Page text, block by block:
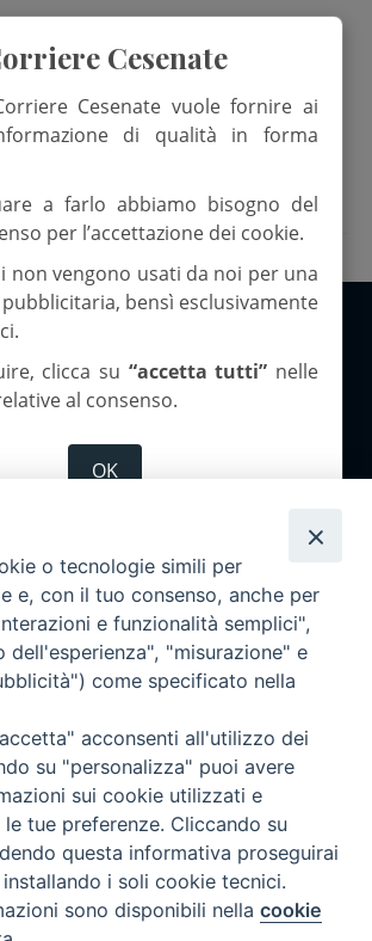
Beuron Daniele Vaienti
2026 ©Corriere Cesenate
Cesenate
Cesenate vuole fornire ai
di qualità in forma
a farlo abbiamo bisogno del
per l’accettazione dei cookie.
non vengono usati da noi per una
bensì esclusivamente
clicca su “accetta tutti” nelle
al consenso.
OK
o tecnologie simili per
e, con il tuo consenso, anche per
e funzionalità semplici",
dell'esperienza", "misurazione" e
come specificato nella
acconsenti all'utilizzo dei
su "personalizza" puoi avere
sui cookie utilizzati e
tue preferenze. Cliccando su
questa informativa proseguirai
i soli cookie tecnici.
sono disponibili nellacookie